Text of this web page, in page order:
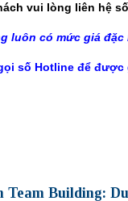
vui lòng liên hệ
luôn có mức giá
số Hotline để
Team Building: